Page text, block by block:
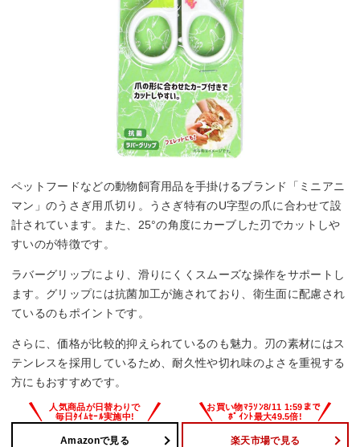
ペットフードなどの動物飼育用品を手掛けるブランド「ミニアニ
マン」のうさぎ用爪切り。うさぎ特有のU字型の爪に合わせて設
計されています。また、25°の角度にカーブした刃でカットしや
すいのが特徴です。
ラバーグリップにより、滑りにくくスムーズな操作をサポートし
ます。グリップには抗菌加工が施されており、衛生面に配慮され
ているのもポイントです。
さらに、価格が比較的抑えられているのも魅力。刃の素材にはス
テンレスを採用しているため、耐久性や切れ味のよさを重視する
方にもおすすめです。
Amazonで見る 楽天市場で見る